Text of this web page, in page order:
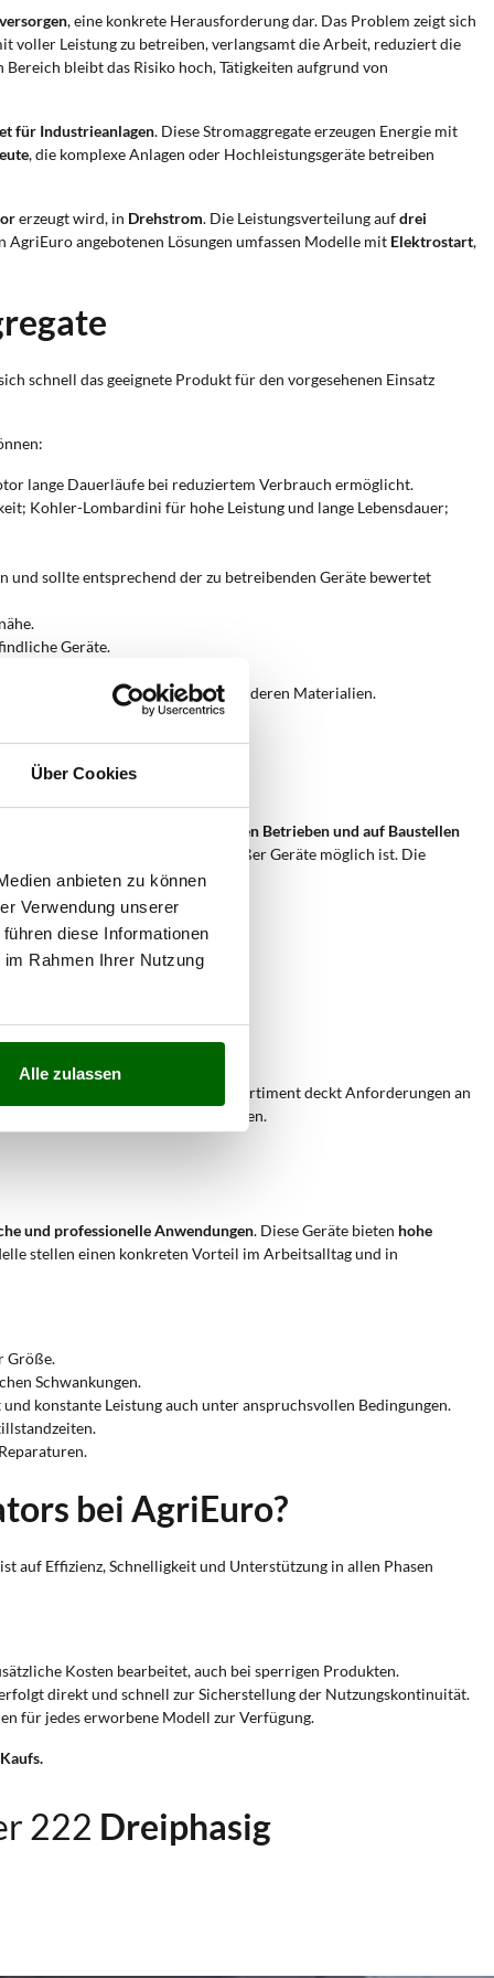
Über Cookies
anbieten zu können
Verwendung unserer
diese Informationen
Rahmen Ihrer Nutzung
Alle zulassen
, eine konkrete Herausforderung dar. Das Problem zeigt sich
voller Leistung zu betreiben, verlangsamt die Arbeit, reduziert die
bleibt das Risiko hoch, Tätigkeiten aufgrund von
für Industrieanlagen. Diese Stromaggregate erzeugen Energie mit
, die komplexe Anlagen oder Hochleistungsgeräte betreiben
erzeugt wird, in Drehstrom. Die Leistungsverteilung aufdrei
angebotenen Lösungen umfassen Modelle mit Elektrostart,
schnell das geeignete Produkt für den vorgesehenen Einsatz
lange Dauerläufe bei reduziertem Verbrauch ermöglicht.
Kohler-Lombardini für hohe Leistung und lange Lebensdauer;
und sollte entsprechend der zu betreibenden Geräte bewertet
Geräte.
Lebensdauer im Vergleich zu anderen Materialien.
landwirtschaftlichen Betrieben und auf Baustellen
gleichzeitige Betrieb mehrerer großer Geräte möglich ist. Die
. Das verfügbare Sortiment deckt Anforderungen an
auch bei hohen elektrischen Lasten.
und professionelle Anwendungen. Diese Geräte bieten hohe
stellen einen konkreten Vorteil im Arbeitsalltag und in
Größe.
Schwankungen.
konstante Leistung auch unter anspruchsvollen Bedingungen.
bei AgriEuro?
auf Effizienz, Schnelligkeit und Unterstützung in allen Phasen
Kosten bearbeitet, auch bei sperrigen Produkten.
direkt und schnell zur Sicherstellung der Nutzungskontinuität.
für jedes erworbene Modell zur Verfügung.
222 Dreiphasig